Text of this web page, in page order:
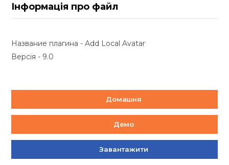
Інформація про файл
Название плагина - Add Local Avatar
Версія - 9.0
Домашня
Демо
Завантажити